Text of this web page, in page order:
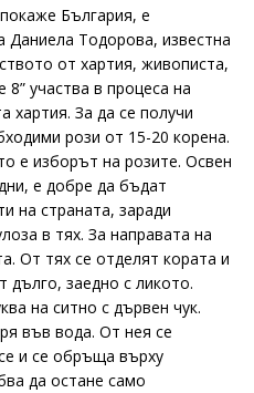
България, е
Даниела Тодорова, известна
от хартия, живописта,
8” участва в процеса на
хартия. За да се получи
рози от 15-20 корена.
е изборът на розите. Освен
е добре да бъдат
на страната, заради
в тях. За направата на
От тях се отделят кората и
дълго, заедно с ликото.
на ситно с дървен чук.
във вода. От нея се
и се обръща върху
да остане само